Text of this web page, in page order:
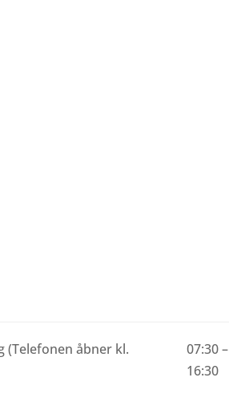
(Telefonen åbner kl.
07:30 –
16:30